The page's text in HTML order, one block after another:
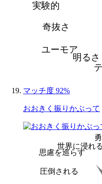
明るさ
ユーモア
奇抜さ
実験的
マッチ度 92%
おおきく振りかぶって
圧倒される
思慮を巡らす
世界に浸れる